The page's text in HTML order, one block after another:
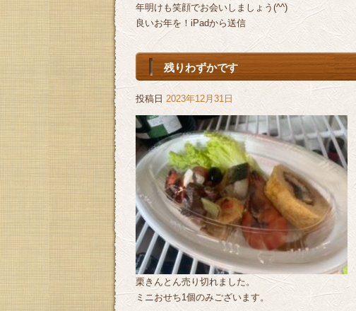
年明けも笑顔でお会いしましょう(^^)
良いお年を！iPadから送信
残りわずかです
投稿日 2023年12月31日
栗きんとん売り切れました。
ミニおせち1個のみございます。